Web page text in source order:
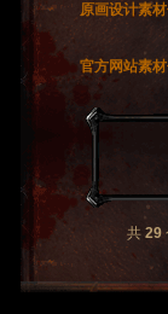
原画设计素
官方网站素
共29